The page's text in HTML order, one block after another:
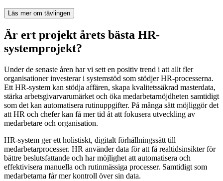
Läs mer om tävlingen
Är ert projekt årets bästa HR-
systemprojekt?
Under de senaste åren har vi sett en positiv trend i att allt fler
organisationer investerar i systemstöd som stödjer HR-processerna.
Ett HR-system kan stödja affären, skapa kvalitetssäkrad masterdata,
stärka arbetsgivarvarumärket och öka medarbetarnöjdheten samtidigt
som det kan automatisera rutinuppgifter. På många sätt möjliggör det
att HR och chefer kan få mer tid åt att fokusera utveckling av
medarbetare och organisation.
HR-system ger ett holistiskt, digitalt förhållningssätt till
medarbetarprocesser. HR använder data för att få realtidsinsikter för
bättre beslutsfattande och har möjlighet att automatisera och
effektivisera manuella och rutinmässiga processer. Samtidigt som
medarbetarna får mer kontroll över sin data.